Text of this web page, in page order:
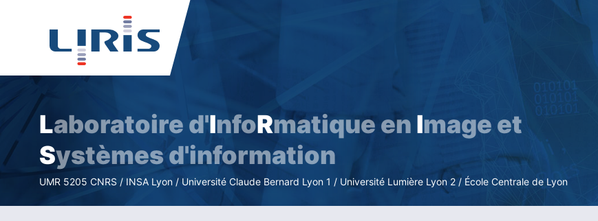
Laboratoire d'InfoRmatique en Image et
Systèmes d'information
UMR 5205 CNRS / INSA Lyon / Université Claude Bernard Lyon 1 / Université Lumière Lyon 2 / École Centrale de Lyon